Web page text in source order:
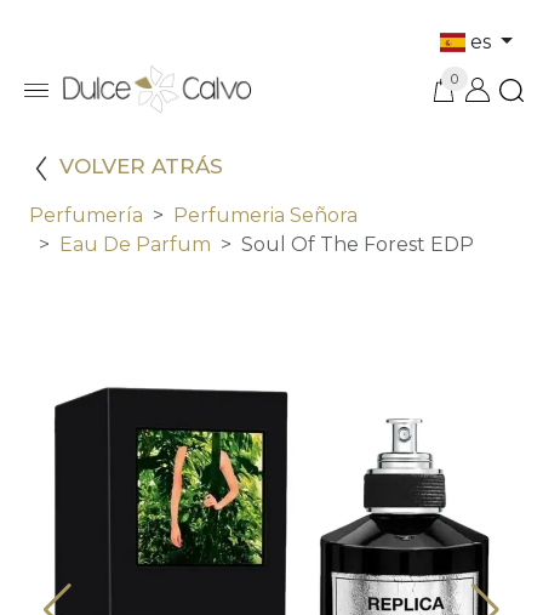
es
0
VOLVER ATRÁS
Perfumería
Perfumeria Señora
Eau De Parfum
Soul Of The Forest EDP